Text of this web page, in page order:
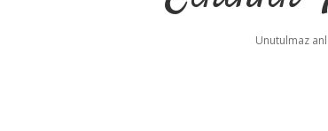
Unutulmaz